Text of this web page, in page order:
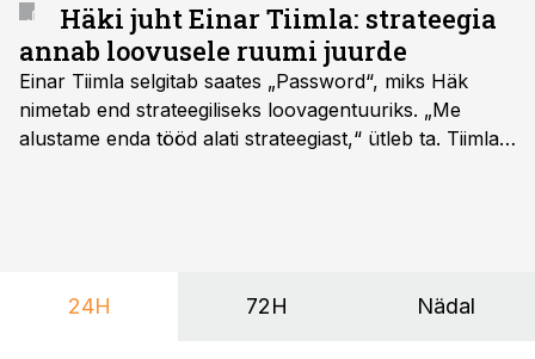
Häki juht Einar Tiimla: strateegia
annab loovusele ruumi juurde
Einar Tiimla selgitab saates „Password“, miks Häk
nimetab end strateegiliseks loovagentuuriks. „Me
alustame enda tööd alati strateegiast,“ ütleb ta. Tiimla
24H 72H Nädal